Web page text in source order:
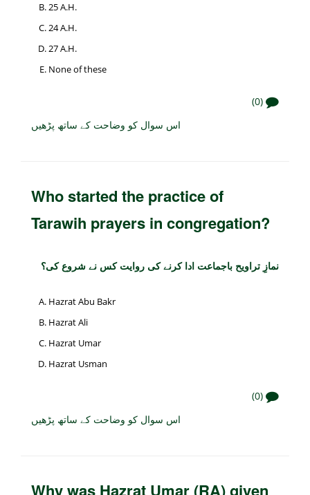
25 A.H.
24 A.H.
27 A.H.
None of these
(0)
اس سوال کو وضاحت کے ساتھ پڑھیں
Who started the practice of
Tarawih prayers in congregation?
نمازِ تراویح باجماعت ادا کرنے کی روایت کس نے شروع کی؟
Hazrat Abu Bakr
Hazrat Ali
Hazrat Umar
Hazrat Usman
(0)
اس سوال کو وضاحت کے ساتھ پڑھیں
Why was Hazrat Umar (RA) given